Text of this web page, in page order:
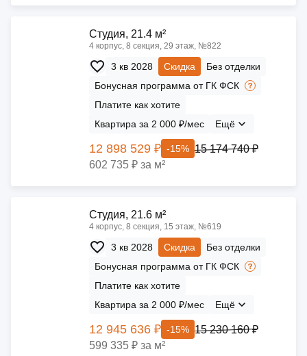
Cтудия, 21.4 м²
4 корпус, 8 секция, 29 этаж, №822
3 кв 2028 Скидка
Без отделки
Бонусная программа от ГК ФСК
Платите как хотите
Квартира за 2 000 ₽/мес
Ещё
12 898 529 ₽ -15% 15 174 740 ₽
602 735 ₽ за м²
Cтудия, 21.6 м²
4 корпус, 8 секция, 15 этаж, №619
3 кв 2028 Скидка
Без отделки
Бонусная программа от ГК ФСК
Платите как хотите
Квартира за 2 000 ₽/мес
Ещё
12 945 636 ₽ -15% 15 230 160 ₽
599 335 ₽ за м²